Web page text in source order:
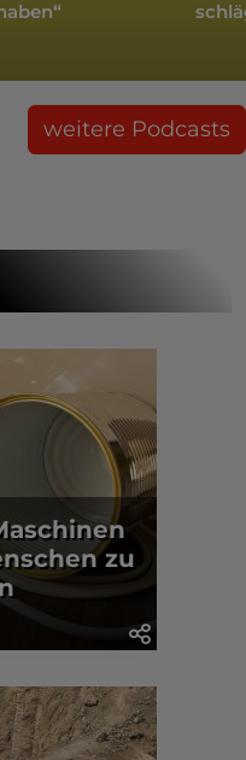
weitere Podcasts
zu